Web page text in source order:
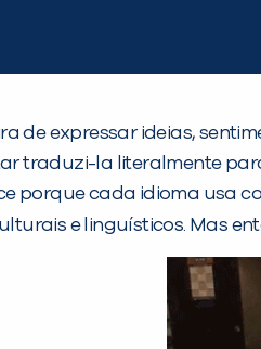
de expressar ideias,
traduzi-la literalmente
porque cada idioma usa
e linguísticos. Mas